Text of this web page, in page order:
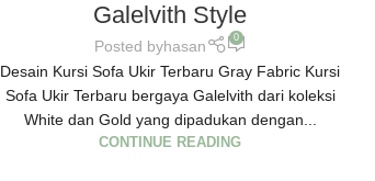
Galelvith Style
Posted byhasan 0
Desain Kursi Sofa Ukir Terbaru Gray Fabric Kursi
Sofa Ukir Terbaru bergaya Galelvith dari koleksi
White dan Gold yang dipadukan dengan...
CONTINUE READING